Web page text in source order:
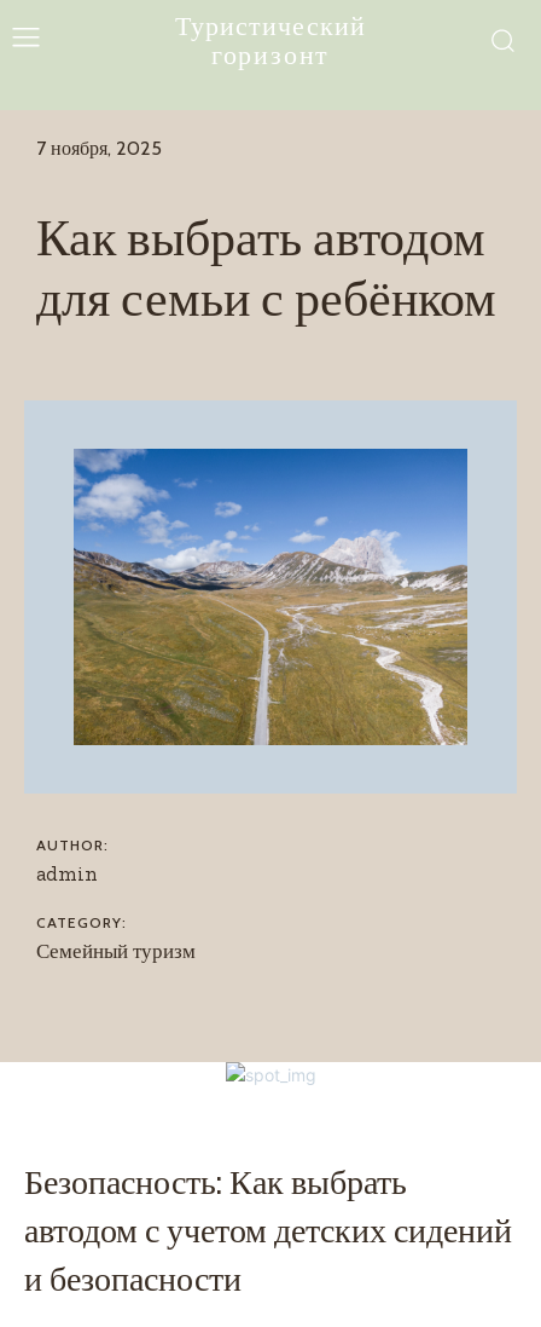
Туристический
горизонт
Как выбрать автодом
для семьи с ребёнком
7 ноября, 2025
AUTHOR:
admin
CATEGORY:
Семейный туризм
Безопасность: Как выбрать
автодом с учетом детских сидений
и безопасности